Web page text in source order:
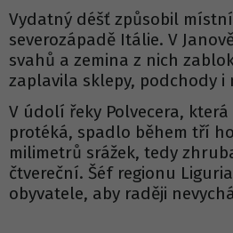
Vydatný déšť způsobil
severozápadě Itálie. V
svahů a zemina z nich
zaplavila sklepy, podchody i
V údolí řeky Polvecera,
protéká, spadlo během tří
milimetrů srážek, tedy
čtvereční. Šéf regionu
obyvatele, aby raději